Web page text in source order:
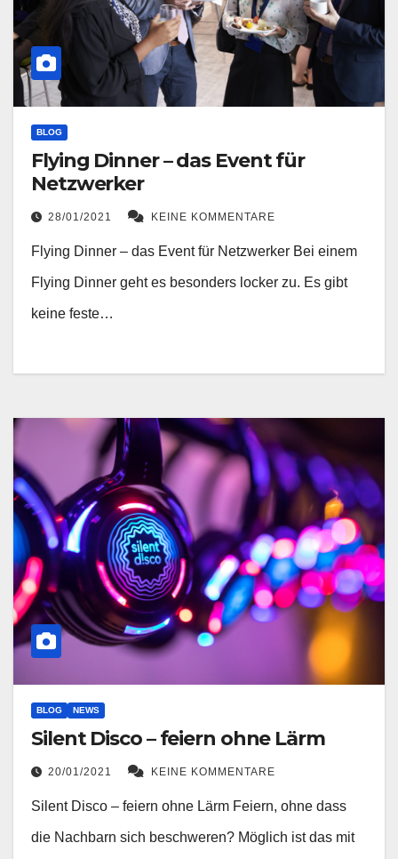
BLOG
Flying Dinner – das Event für
Netzwerker
28/01/2021 KEINE KOMMENTARE
Flying Dinner – das Event für Netzwerker Bei einem
Flying Dinner geht es besonders locker zu. Es gibt
keine feste…
BLOG NEWS
Silent Disco – feiern ohne Lärm
20/01/2021 KEINE KOMMENTARE
Silent Disco – feiern ohne Lärm Feiern, ohne dass
die Nachbarn sich beschweren? Möglich ist das mit